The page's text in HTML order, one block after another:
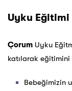
Uyku Eğitimi
Çorum Uyku
katılarak
Bebeğimizin